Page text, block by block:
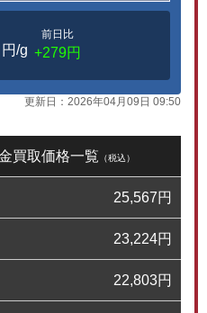
円/g
前日比
+279円
更新日： 2026年04月09日 09:50
買取価格一覧 （税込）
25,567円
23,224円
22,803円